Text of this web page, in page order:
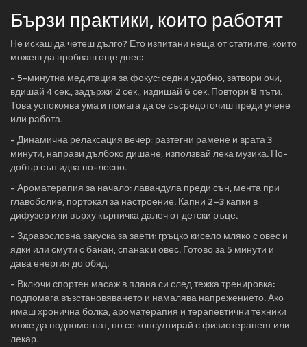
Бързи практики, които работят
Не искаш да четеш дълго? Ето изпитани неща от статиите, които
можеш да пробваш още днес:
- 5-минутна медитация за фокус: седни удобно, затвори очи,
вдишай 4 сек., задържи 2 сек., издишай 6 сек. Повтори 8 пъти.
Това успокоява ума и помага да се съсредоточиш преди учене
или работа.
- Динамична релаксация вечер: разтегни рамене и врата 3
минути, направи дълбоко дишане, използвай лека музика. По-
добър сън идва по-лесно.
- Ароматерапия за начало: лавандула преди сън, мента при
главоболие, портокал за настроение. Капни 2–3 капки в
дифузер или върху кърпичка далеч от детски ръце.
- Здравословна закуска за заети: гръцко кисело мляко с овес и
ядки или смути с банан, спанак и овес. Готово за 5 минути и
дава енергия до обяд.
- Включи спортен масаж в плана си след тежка тренировка:
подпомага възстановяването и намалява напрежението. Ако
имаш хронична болка, ароматерапия и терапевтични техники
може да подпомогнат, но се консултирай с физиотерапевт или
лекар.